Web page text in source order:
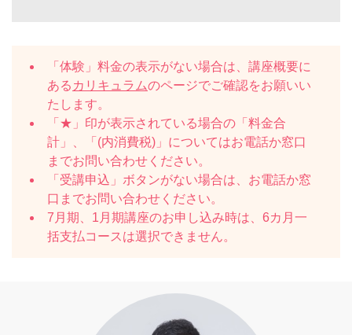
「体験」料金の表示がない場合は、講座概要に
ある カリキュラムのページでご確認をお願いい
たします。
「★」印が表示されている場合の「料金合
計」、「(内消費税)」についてはお電話か窓口
までお問い合わせください。
「受講申込」ボタンがない場合は、お電話か窓
口までお問い合わせください。
7月期、1月期講座のお申し込み時は、6カ月一
括支払コースは選択できません。